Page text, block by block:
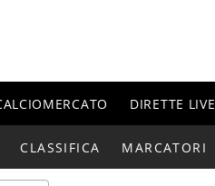
DIRETTE LIVE
CLASSIFICA MARCATORI